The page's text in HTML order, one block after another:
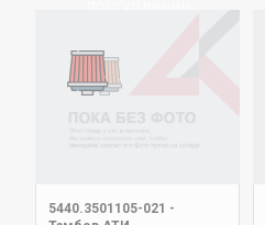
5440.3501105-021 -